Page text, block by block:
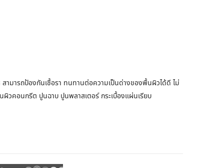
ามารถป้องกันเชื้อรา ทนทานต่อความเป็นด่างของพื้นผิวได้ดี ไม่
ผิวคอนกรีต ปูนฉาบ ปูนพลาสเตอร์ กระเบื้องแผ่นเรียบ